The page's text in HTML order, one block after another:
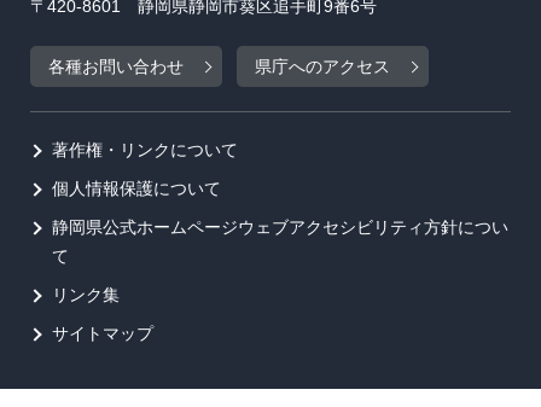
〒420-8601 静岡県静岡市葵区追手町9番6号
各種お問い合わせ 県庁へのアクセス
著作権・リンクについて
個人情報保護について
静岡県公式ホームページウェブアクセシビリティ方針につい
て
リンク集
サイトマップ